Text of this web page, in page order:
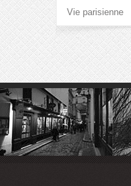
Vie parisienne